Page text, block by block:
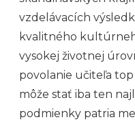
vzdelávacích
kvalitného
vysokej životnej
povolanie učiteľa
môže stať iba ten
podmienky patria